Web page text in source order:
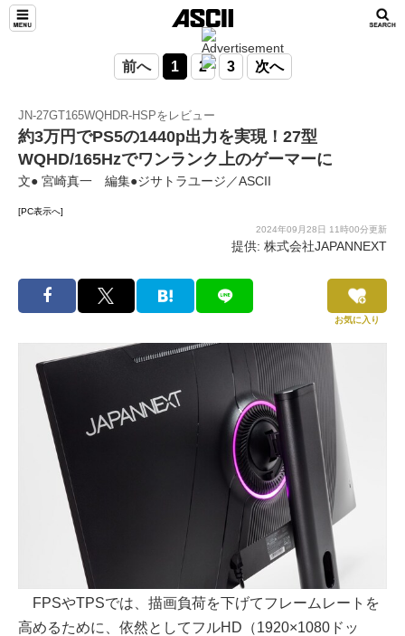
前へ 1 2 3 次へ
JN-27GT165WQHDR-HSPをレビュー
約3万円でPS5の1440p出力を実現！27型
WQHD/165Hzでワンランク上のゲーマーに
文● 宮崎真一 編集●ジサトラユージ／ASCII
[PC表示へ]
2024年09月28日 11時00分更新
提供: 株式会社JAPANNEXT
お気に入り
FPSやTPSでは、描画負荷を下げてフレームレートを
高めるために、依然としてフルHD（1920×1080ドッ